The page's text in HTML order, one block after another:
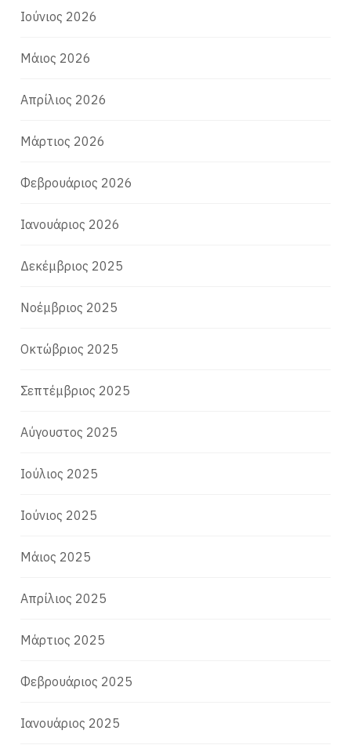
Ιούνιος 2026
Μάιος 2026
Απρίλιος 2026
Μάρτιος 2026
Φεβρουάριος 2026
Ιανουάριος 2026
Δεκέμβριος 2025
Νοέμβριος 2025
Οκτώβριος 2025
Σεπτέμβριος 2025
Αύγουστος 2025
Ιούλιος 2025
Ιούνιος 2025
Μάιος 2025
Απρίλιος 2025
Μάρτιος 2025
Φεβρουάριος 2025
Ιανουάριος 2025